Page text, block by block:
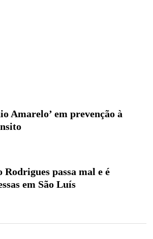
Amarelo’ em prevenção à
passa mal e é
em São Luís